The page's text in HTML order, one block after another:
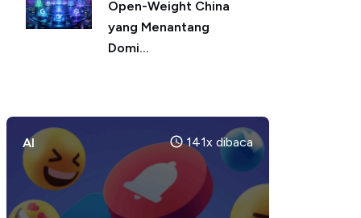
Open-Weight China
yang Menantang
Domi...
AI 141x dibaca